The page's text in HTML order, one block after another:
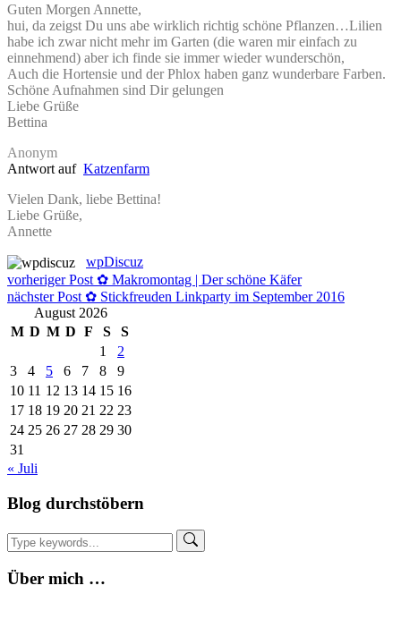
Guten Morgen Annette,
hui, da zeigst Du uns abe wirklich richtig schöne Pflanzen…Lilien
habe ich zwar nicht mehr im Garten (die waren mir einfach zu
einnehmend) aber ich finde sie immer wieder wunderschön,
Auch die Hortensie und der Phlox haben ganz wunderbare Farben.
Schöne Aufnahmen sind Dir gelungen
Liebe Grüße
Bettina
Anonym
Antwort auf Katzenfarm
Vielen Dank, liebe Bettina!
Liebe Grüße,
Annette
wpDiscuz
Beitragsnavigation
vorheriger Post ✿ Makromontag | Der schöne Käfer
nächster Post ✿ Stickfreuden Linkparty im September 2016
August 2026
M D M D F S
S
1
2
3
4 5 6 7 8
9
10 11 12 13 14 15 16
17 18 19 20 21 22 23
24 25 26 27 28 29 30
31
« Juli
Blog durchstöbern
Über mich …